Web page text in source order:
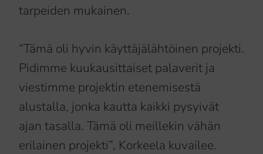
tarpeiden mukainen.
“Tämä oli hyvin käyttäjälähtöinen projekti.
Pidimme kuukausittaiset palaverit ja
viestimme projektin etenemisestä
alustalla, jonka kautta kaikki pysyivät
ajan tasalla. Tämä oli meillekin vähän
erilainen projekti”, Korkeela kuvailee.